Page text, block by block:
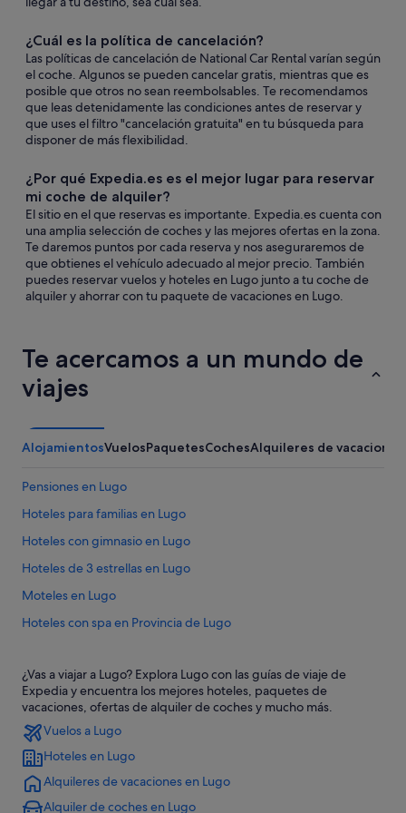
¿Cuál es la política de cancelación?
Las políticas de cancelación de National Car Rental varían según
el coche. Algunos se pueden cancelar gratis, mientras que es
posible que otros no sean reembolsables. Te recomendamos
que leas detenidamente las condiciones antes de reservar y
que uses el filtro "cancelación gratuita" en tu búsqueda para
disponer de más flexibilidad.
¿Por qué Expedia.es es el mejor lugar para reservar
mi coche de alquiler?
El sitio en el que reservas es importante. Expedia.es cuenta con
una amplia selección de coches y las mejores ofertas en la zona.
Te daremos puntos por cada reserva y nos aseguraremos de
que obtienes el vehículo adecuado al mejor precio. También
puedes reservar vuelos y hoteles en Lugo junto a tu coche de
alquiler y ahorrar con tu paquete de vacaciones en Lugo.
Te acercamos a un mundo de
viajes
AlojamientosVuelosPaquetesCochesAlquileres de vacaciones
Pensiones en Lugo
Hoteles para familias en Lugo
Hoteles con gimnasio en Lugo
Hoteles de 3 estrellas en Lugo
Moteles en Lugo
Hoteles con spa en Provincia de Lugo
Hoteles cerca de Termas romanas de Lugo
B&B en Lugo
Albergues en Provincia de Lugo
Hoteles cerca de Catedral de Lugo
Casas barco en Lugo
¿Vas a viajar a Lugo? Explora Lugo con las guías de viaje de
Expedia y encuentra los mejores hoteles, paquetes de
vacaciones, ofertas de alquiler de coches y mucho más.
Vuelos a Lugo
Hoteles en Lugo
Alquileres de vacaciones en Lugo
Alquiler de coches en Lugo